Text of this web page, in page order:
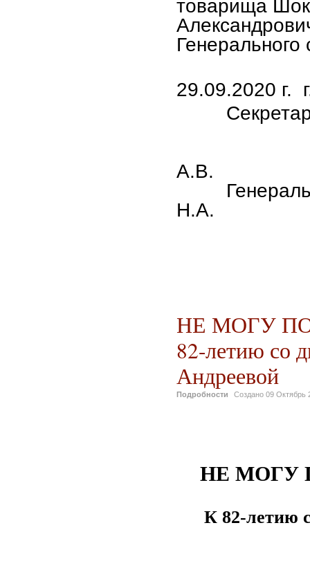
товарища
29.09.2020 г.
Н.А.
НЕ МОГУ
82-летию со
Андреевой
Подробности Создано 09 Октябрь
НЕ МОГУ
К 82-летию